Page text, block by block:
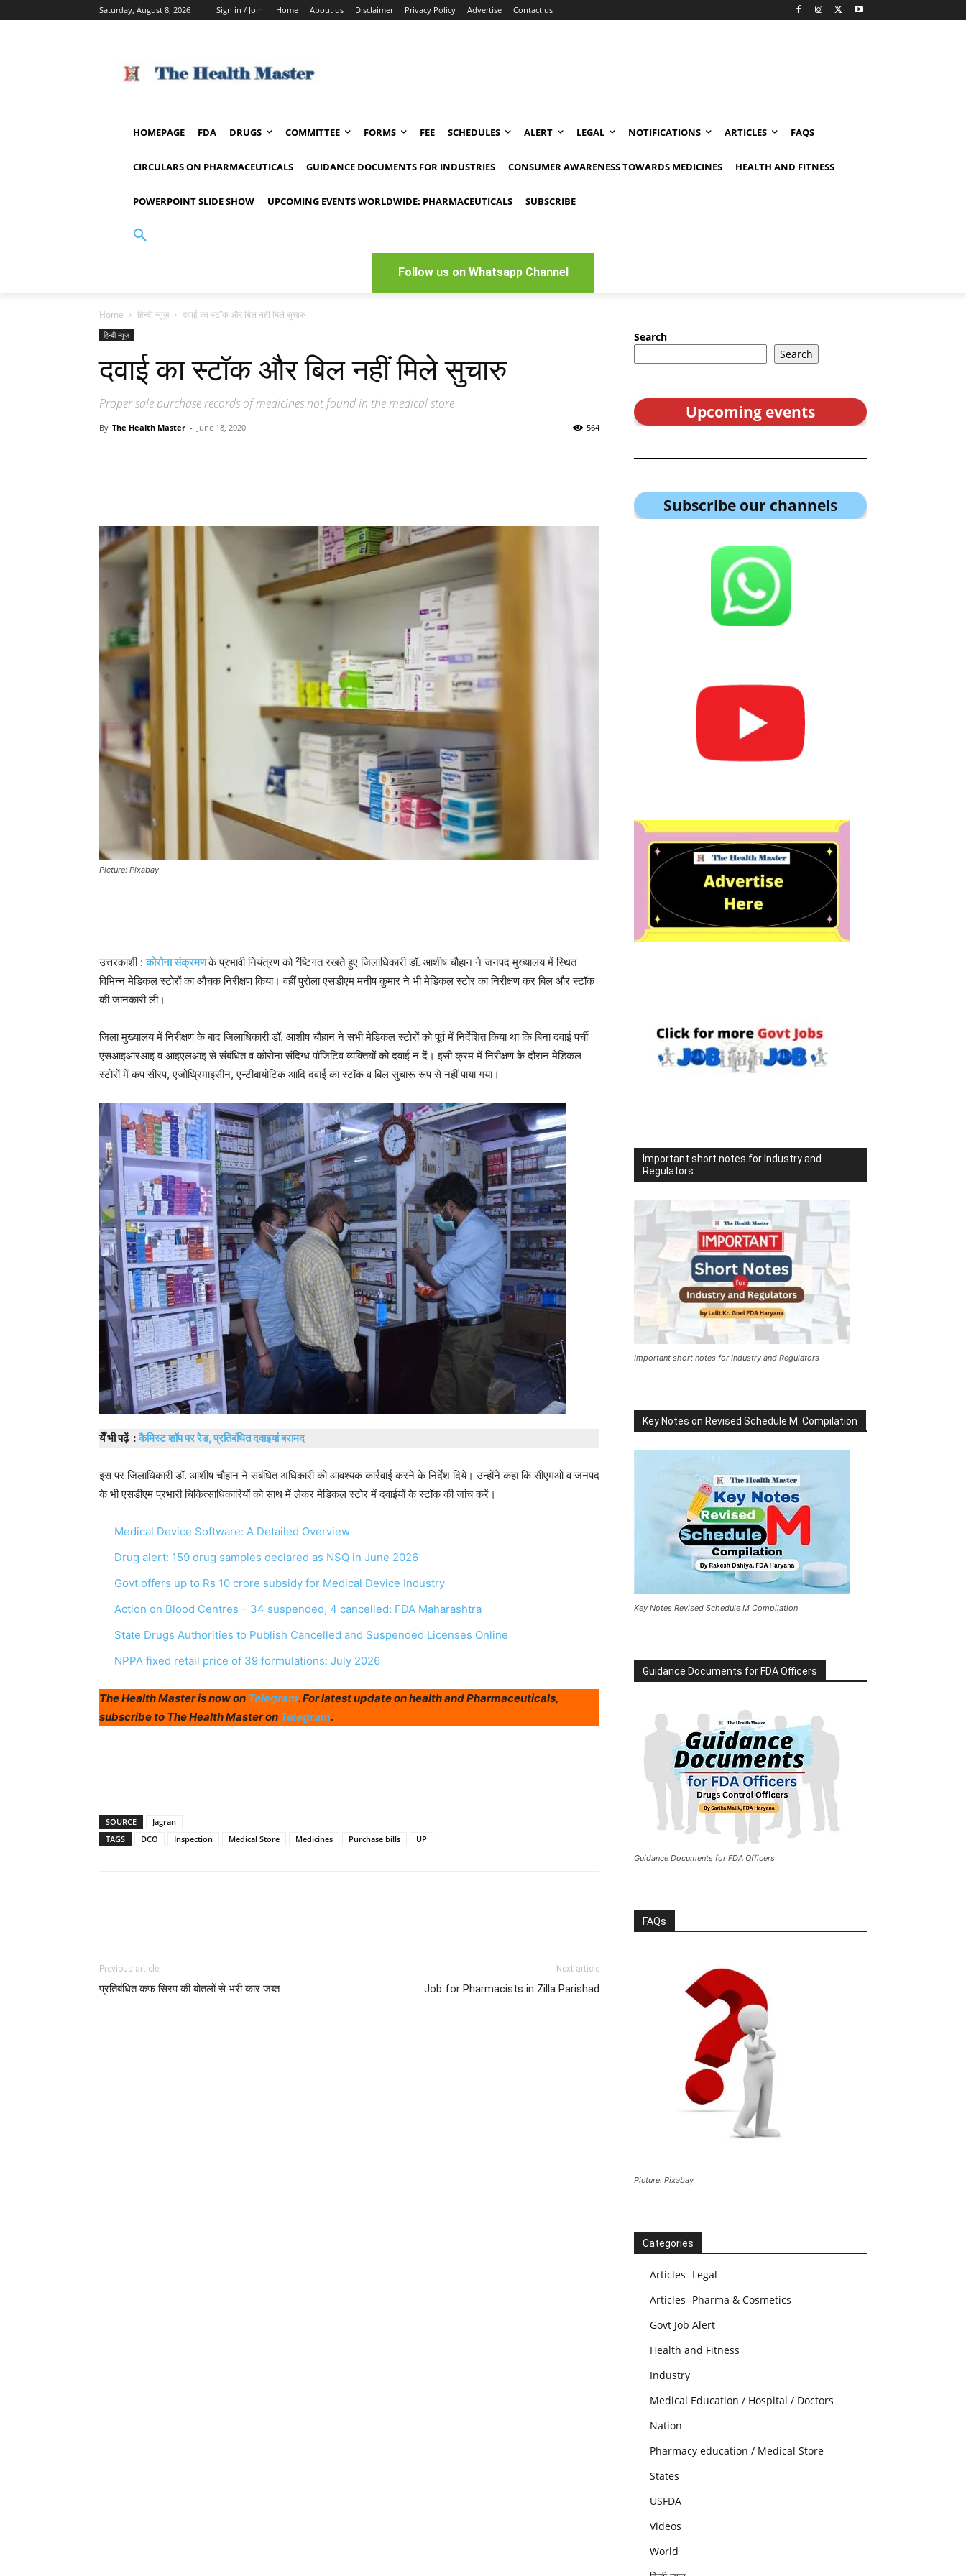
Saturday, August 8, 2026 Sign in / Join Home About us Disclaimer Privacy Policy Advertise Contact us
HOMEPAGE FDA DRUGS COMMITTEE FORMS FEE SCHEDULES ALERT LEGAL NOTIFICATIONS ARTICLES FAQS
CIRCULARS ON PHARMACEUTICALS GUIDANCE DOCUMENTS FOR INDUSTRIES CONSUMER AWARENESS TOWARDS MEDICINES HEALTH AND FITNESS
POWERPOINT SLIDE SHOW UPCOMING EVENTS WORLDWIDE: PHARMACEUTICALS SUBSCRIBE
Follow us on Whatsapp Channel
Home हिन्दी न्यूज़ दवाई का स्टॉक और बिल नहीं मिले सुचारु
हिन्दी न्यूज़
दवाई का स्टॉक और बिल नहीं मिले सुचारु
Proper sale purchase records of medicines not found in the medical store
By The Health Master - June 18, 2020 564
Picture: Pixabay
उत्तरकाशी :कोरोना संक्रमणके प्रभावी नियंत्रण को ²ष्टिगत रखते हुए जिलाधिकारी डॉ. आशीष चौहान ने जनपद मुख्यालय में स्थित
विभिन्न मेडिकल स्टोरों का औचक निरीक्षण किया। वहीं पुरोला एसडीएम मनीष कुमार ने भी मेडिकल स्टोर का निरीक्षण कर बिल और स्टॉक
की जानकारी ली।
जिला मुख्यालय में निरीक्षण के बाद जिलाधिकारी डॉ. आशीष चौहान ने सभी मेडिकल स्टोरों को पूर्व में निर्देशित किया था कि बिना दवाई पर्ची
एसआइआरआइ व आइएलआइ से संबंधित व कोरोना संदिग्ध पॉजिटिव व्यक्तियों को दवाई न दें। इसी क्रम में निरीक्षण के दौरान मेडिकल
स्टोरों में कप सीरप, एजोथ्रिमाइसीन, एन्टीबायोटिक आदि दवाई का स्टॉक व बिल सुचारू रूप से नहीं पाया गया।
येँ भी पढ़ें : कैमिस्ट शॉप पर रेड, प्रतिबंधित दवाइयां बरामद
इस पर जिलाधिकारी डॉ. आशीष चौहान ने संबंधित अधिकारी को आवश्यक कार्रवाई करने के निर्देश दिये। उन्होंने कहा कि सीएमओ व जनपद
के भी एसडीएम प्रभारी चिकित्साधिकारियों को साथ में लेकर मेडिकल स्टोर में दवाईयों के स्टॉक की जांच करें।
Medical Device Software: A Detailed Overview
Drug alert: 159 drug samples declared as NSQ in June 2026
Govt offers up to Rs 10 crore subsidy for Medical Device Industry
Action on Blood Centres – 34 suspended, 4 cancelled: FDA Maharashtra
State Drugs Authorities to Publish Cancelled and Suspended Licenses Online
NPPA fixed retail price of 39 formulations: July 2026
The Health Master is now on Telegram. For latest update on health and Pharmaceuticals,
subscribe to The Health Master on Telegram.
SOURCE
Jagran
TAGS
DCO Inspection Medical Store Medicines Purchase bills UP
Previous article
प्रतिबंधित कफ सिरप की बोतलों से भरी कार जब्त
Next article
Job for Pharmacists in Zilla Parishad
Search
Search
Upcoming events
Subscribe our channels
Important short notes for Industry and
Regulators
Important short notes for Industry and Regulators
Key Notes on Revised Schedule M: Compilation
Key Notes Revised Schedule M Compilation
Guidance Documents for FDA Officers
Guidance Documents for FDA Officers
FAQs
Picture: Pixabay
Categories
Articles -Legal
Articles -Pharma & Cosmetics
Govt Job Alert
Health and Fitness
Industry
Medical Education / Hospital / Doctors
Nation
Pharmacy education / Medical Store
States
USFDA
Videos
World